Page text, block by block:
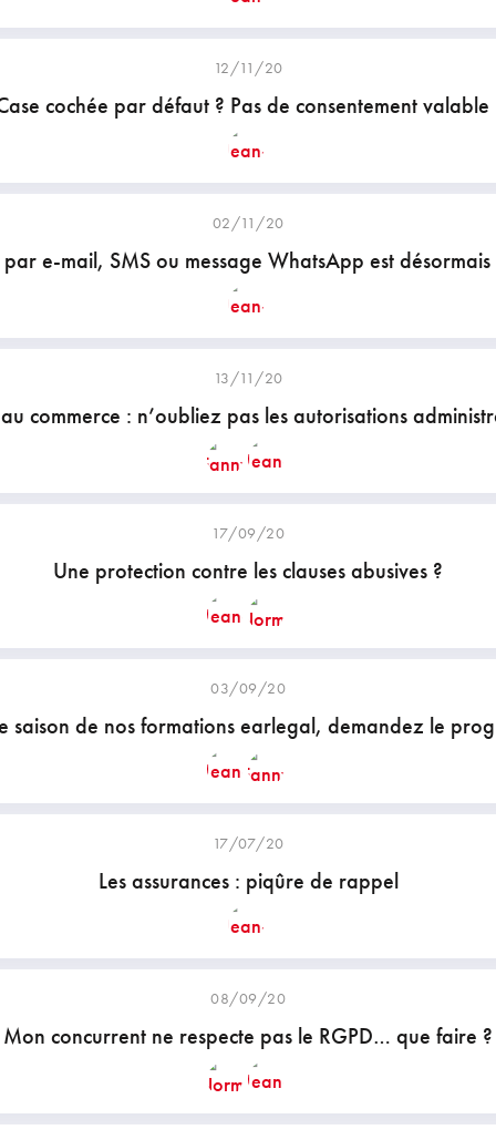
12/11/20
cochée par défaut ? Pas de consentement valable
02/11/20
e-mail, SMS ou message WhatsApp est désormais
13/11/20
commerce : n’oubliez pas les autorisations
17/09/20
Une protection contre les clauses abusives ?
03/09/20
saison de nos formations earlegal, demandez le
17/07/20
Les assurances : piqûre de rappel
08/09/20
Mon concurrent ne respecte pas le RGPD… que faire ?